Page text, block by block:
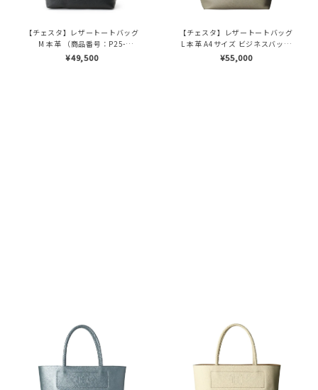
【チェスタ】レザートートバッグ
M 本革 （商品番号：P25-
30008）
¥49,500
【チェスタ】レザートートバッグ
L 本革 A4サイズ ビジネスバッグ
（商品番号：P25-30009）
¥55,000